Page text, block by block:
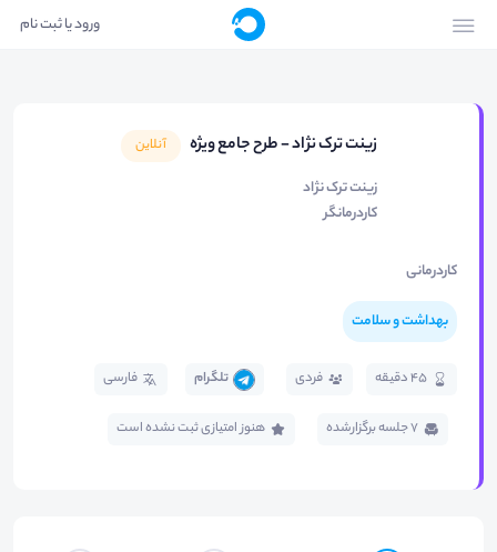
ورود یا ثبت نام
زینت ترک نژاد - طرح جامع ویژه آنلاین
زینت ترک نژاد
کاردرمانگر
کاردرمانی
بهداشت و سلامت
45 دقیقه فردی تلگرام فارسی
7 جلسه برگزار‌شده هنوز امتیازی ثبت نشده است